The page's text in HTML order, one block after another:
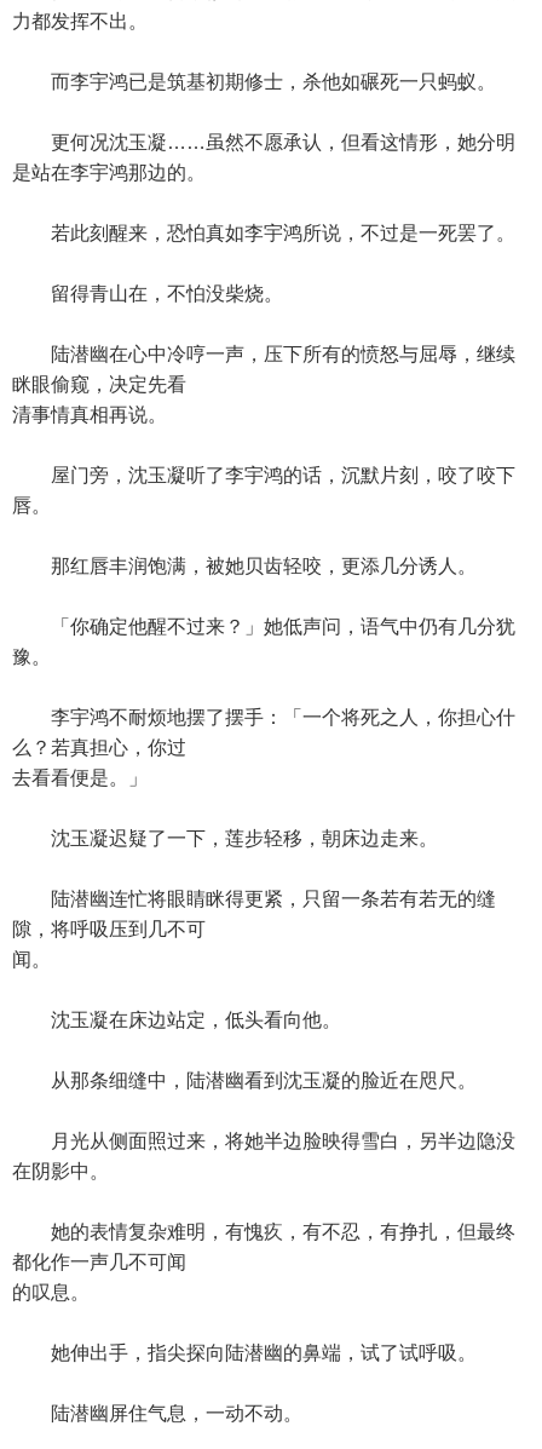
力都发挥不出。
而李宇鸿已是筑基初期修士，杀他如碾死一只蚂蚁。
更何况沈玉凝……虽然不愿承认，但看这情形，她分明
是站在李宇鸿那边的。
若此刻醒来，恐怕真如李宇鸿所说，不过是一死罢了。
留得青山在，不怕没柴烧。
陆潜幽在心中冷哼一声，压下所有的愤怒与屈辱，继续
眯眼偷窥，决定先看
清事情真相再说。
屋门旁，沈玉凝听了李宇鸿的话，沉默片刻，咬了咬下
唇。
那红唇丰润饱满，被她贝齿轻咬，更添几分诱人。
「你确定他醒不过来？」她低声问，语气中仍有几分犹
豫。
李宇鸿不耐烦地摆了摆手：「一个将死之人，你担心什
么？若真担心，你过
去看看便是。」
沈玉凝迟疑了一下，莲步轻移，朝床边走来。
陆潜幽连忙将眼睛眯得更紧，只留一条若有若无的缝
隙，将呼吸压到几不可
闻。
沈玉凝在床边站定，低头看向他。
从那条细缝中，陆潜幽看到沈玉凝的脸近在咫尺。
月光从侧面照过来，将她半边脸映得雪白，另半边隐没
在阴影中。
她的表情复杂难明，有愧疚，有不忍，有挣扎，但最终
都化作一声几不可闻
的叹息。
她伸出手，指尖探向陆潜幽的鼻端，试了试呼吸。
陆潜幽屏住气息，一动不动。